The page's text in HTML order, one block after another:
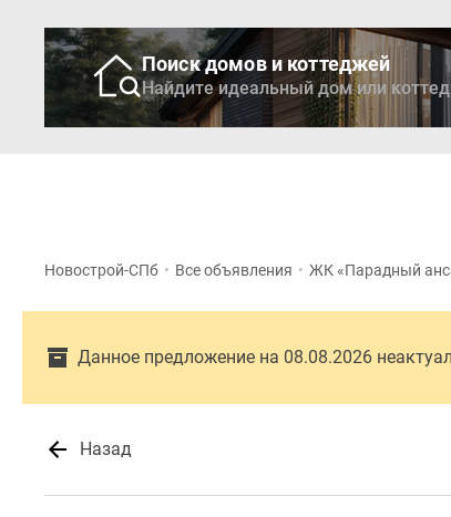
Поиск домов и коттеджей
Найдите идеальный дом или
Новострой-СПб • Все объявления • ЖК «Парадный
Данное предложение на 08.08.2026
Назад